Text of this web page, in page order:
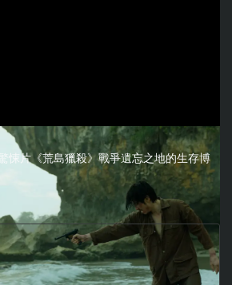
悚片《荒島獵殺》戰爭遺忘之地的生存博